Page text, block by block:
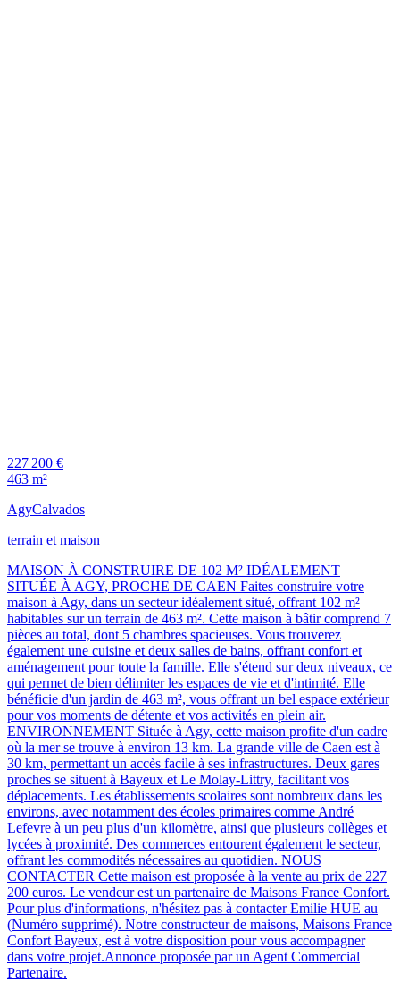
227 200 €
463 m²
AgyCalvados
terrain et maison
MAISON À CONSTRUIRE DE 102 M² IDÉALEMENT
SITUÉE À AGY, PROCHE DE CAEN Faites construire votre
maison à Agy, dans un secteur idéalement situé, offrant 102 m²
habitables sur un terrain de 463 m². Cette maison à bâtir comprend 7
pièces au total, dont 5 chambres spacieuses. Vous trouverez
également une cuisine et deux salles de bains, offrant confort et
aménagement pour toute la famille. Elle s'étend sur deux niveaux, ce
qui permet de bien délimiter les espaces de vie et d'intimité. Elle
bénéficie d'un jardin de 463 m², vous offrant un bel espace extérieur
pour vos moments de détente et vos activités en plein air.
ENVIRONNEMENT Située à Agy, cette maison profite d'un cadre
où la mer se trouve à environ 13 km. La grande ville de Caen est à
30 km, permettant un accès facile à ses infrastructures. Deux gares
proches se situent à Bayeux et Le Molay-Littry, facilitant vos
déplacements. Les établissements scolaires sont nombreux dans les
environs, avec notamment des écoles primaires comme André
Lefevre à un peu plus d'un kilomètre, ainsi que plusieurs collèges et
lycées à proximité. Des commerces entourent également le secteur,
offrant les commodités nécessaires au quotidien. NOUS
CONTACTER Cette maison est proposée à la vente au prix de 227
200 euros. Le vendeur est un partenaire de Maisons France Confort.
Pour plus d'informations, n'hésitez pas à contacter Emilie HUE au
(Numéro supprimé). Notre constructeur de maisons, Maisons France
Confort Bayeux, est à votre disposition pour vous accompagner
dans votre projet.Annonce proposée par un Agent Commercial
Partenaire.